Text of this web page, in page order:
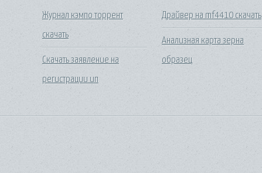
Журнал кэмпо торрент
скачать
Скачать заявление на
регистрации ип
Драйвер на mf4410 скачать
Анализная карта зерна
образец